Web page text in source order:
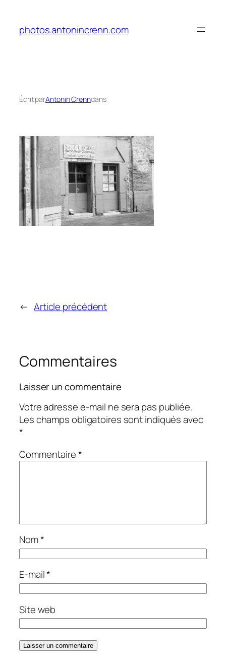
contenu
photos.antonincrenn.com
Écrit parAntonin Crenndans
← Article précédent
Commentaires
Laisser un commentaire
Votre adresse e-mail ne sera pas publiée.
Les champs obligatoires sont indiqués avec
*
Commentaire*
Nom*
E-mail*
Site web